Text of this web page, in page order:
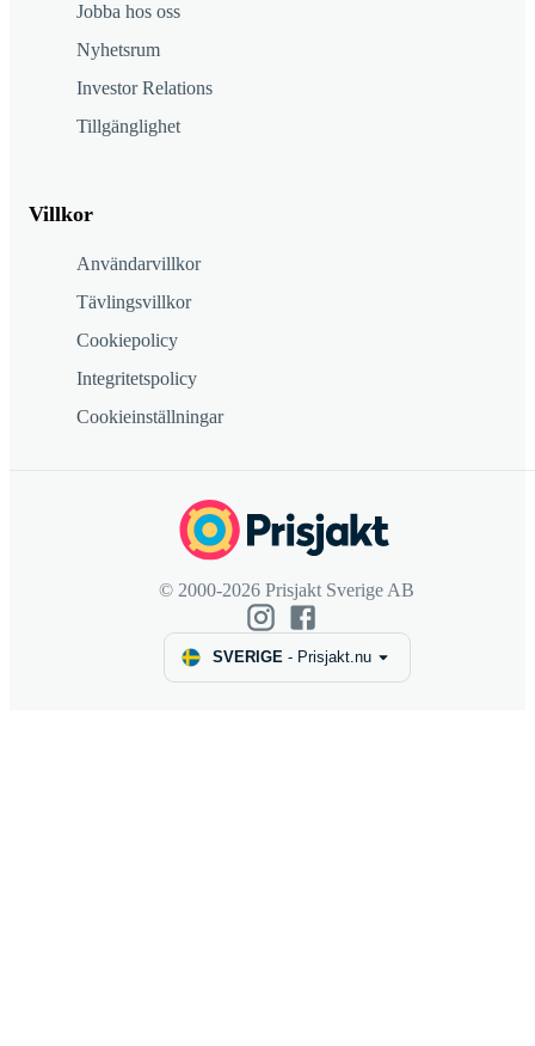
Jobba hos oss
Nyhetsrum
Investor Relations
Tillgänglighet
Villkor
Användarvillkor
Tävlingsvillkor
Cookiepolicy
Integritetspolicy
Cookieinställningar
© 2000-2026 Prisjakt Sverige AB
SVERIGE- Prisjakt.nu